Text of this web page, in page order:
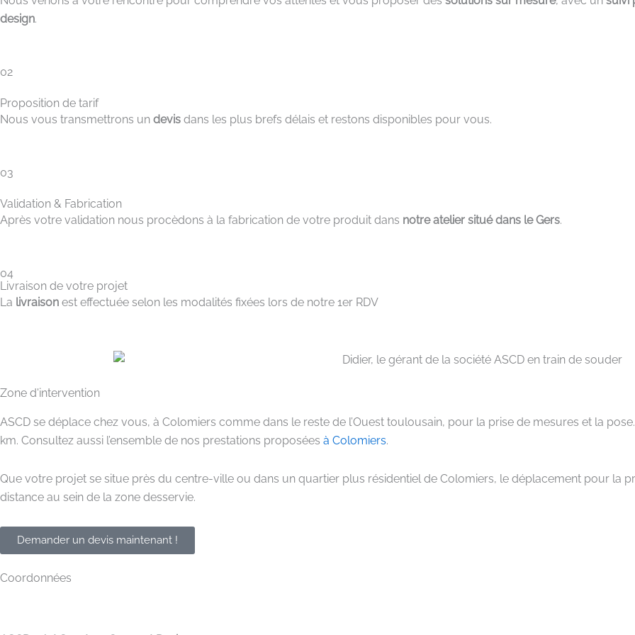
design.
02
Proposition de tarif
Nous vous transmettrons un devis dans les plus brefs délais et restons disponibles pour vous.
03
Validation & Fabrication
Après votre validation nous procèdons à la fabrication de votre produit dans notre atelier situé dans le Gers.
04
Livraison de votre projet
La livraison est effectuée selon les modalités fixées lors de notre 1er RDV
Zone d'intervention
ASCD se déplace chez vous, à Colomiers comme dans le reste de l’Ouest toulousain, pour la prise de mesures et la
km. Consultez aussi l’ensemble de nos prestations proposées à Colomiers.
Que votre projet se situe près du centre-ville ou dans un quartier plus résidentiel de Colomiers, le déplacement pour la
distance au sein de la zone desservie.
Demander un devis maintenant !
Coordonnées